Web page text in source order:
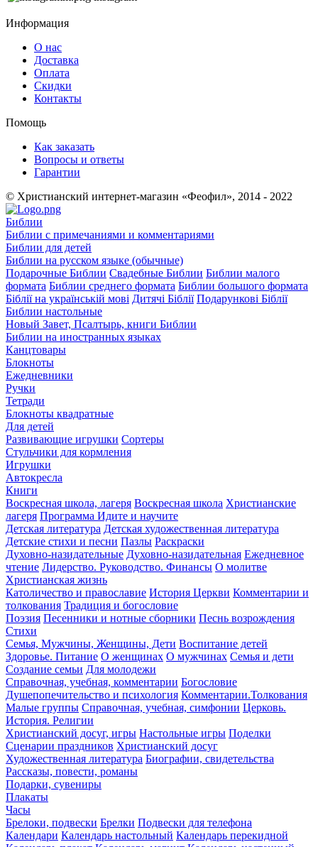
Информация
О нас
Доставка
Оплата
Скидки
Контакты
Помощь
Как заказать
Вопросы и ответы
Гарантии
© Христианский интернет-магазин «Феофил», 2014 - 2022
Библии
Библии с примечаниями и комментариями
Библии для детей
Библии на русском языке (обычные)
Подарочные Библии Свадебные Библии Библии малого
формата Библии среднего формата Библии большого формата
Біблії на українській мові Дитячі Біблії Подарункові Біблії
Библии настольные
Новый Завет, Псалтырь, книги Библии
Библии на иностранных языках
Канцтовары
Блокноты
Ежедневники
Ручки
Тетради
Блокноты квадратные
Для детей
Развивающие игрушки Сортеры
Стульчики для кормления
Игрушки
Автокресла
Книги
Воскресная школа, лагеря Воскресная школа Христианские
лагеря Программа Идите и научите
Детская литература Детская художественная литература
Детские стихи и песни Пазлы Раскраски
Духовно-назидательные Духовно-назидательная Ежедневное
чтение Лидерство. Руководство. Финансы О молитве
Христианская жизнь
Католичество и православие История Церкви Комментарии и
толкования Традиция и богословие
Поэзия Песенники и нотные сборники Песнь возрождения
Стихи
Семья, Мужчины, Женщины, Дети Воспитание детей
Здоровье. Питание О женщинах О мужчинах Семья и дети
Создание семьи Для молодежи
Справочная, учебная, комментарии Богословие
Душепопечительство и психология Комментарии.Толкования
Малые группы Справочная, учебная, симфонии Церковь.
История. Религии
Христианский досуг, игры Настольные игры Поделки
Сценарии праздников Христианский досуг
Художественная литература Биографии, свидетельства
Рассказы, повести, романы
Подарки, сувениры
Плакаты
Часы
Брелоки, подвески Брелки Подвески для телефона
Календари Календарь настольный Календарь перекидной